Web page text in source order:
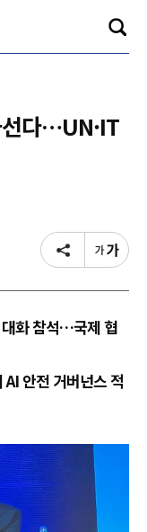
다…UN·IT
대화 참석…국제 협
안전 거버넌스 적